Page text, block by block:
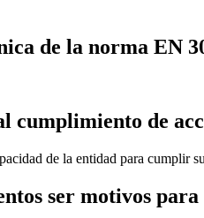
de la norma EN
cumplimiento de
de la entidad para cumplir
ser motivos